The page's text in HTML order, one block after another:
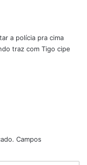
a polícia pra cima
traz com Tigo cipe
Campos